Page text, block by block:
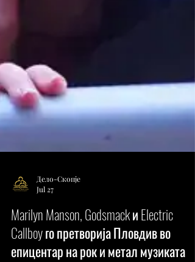
Дело-Скопје
Jul 27
Marilyn Manson, Godsmack и Electric